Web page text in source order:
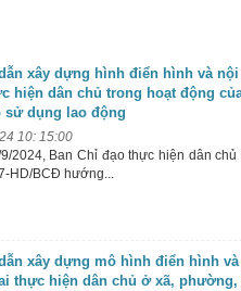
xây dựng hình điển hình và
hiện dân chủ trong hoạt động
sử dụng lao động
10: 15:00
9/2024, Ban Chỉ đạo thực hiện dân
HD/BCĐ hướng...
xây dựng mô hình điển hình
thực hiện dân chủ ở xã,